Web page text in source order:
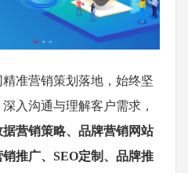
精准营销策划落地，始终坚
入沟通与理解客户需求，
据营销策略、品牌营销网站
推广、SEO定制、品牌推